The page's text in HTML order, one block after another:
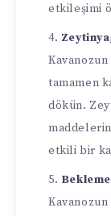
etkileşimi
tamamen
dökün.
etkili bir
Kavanozun